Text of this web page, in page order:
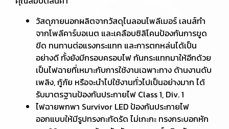
วัสดุภายนอกผลิตจากวัสดุไนลอนโพลีเมอร์ เลนส์ทำ
จากโพลีคาร์บอเนต และเคลือบซิลิโคนป้องกันการขูด
ขีด ทนทานต่อแรงกระแทก และการตกหล่นได้เป็น
อย่างดี ทั้งยังมีกรอบครอบไฟ กันกระแทกมาให้อีกด้วย
เป็นไฟฉายที่เหมาะกับการใช้งานเฉพาะทาง ด้านงานดับ
เพลิง, กู้ภัย หรือจะนำไปใช้งานทั่วไปเป็นอย่างมาก ได้
รับมาตรฐานป้องกันประกายไฟ Class 1, Div. 1
ไฟฉายพกพา Survivor LED ป้องกันประกายไฟ
ออกแบบให้มีรูปทรงกะทัดรัด ไม่เกะกะ ทรงกระบอกหัก